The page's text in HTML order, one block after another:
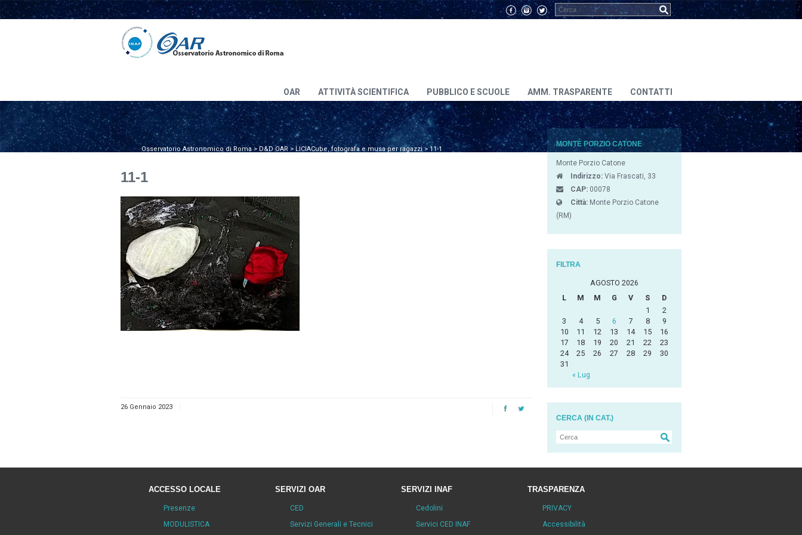
OAR ATTIVITÀ SCIENTIFICA PUBBLICO E SCUOLE AMM. TRASPARENTE CONTATTI
Osservatorio Astronomico di Roma> D&D OAR>LICIACube, fotografa e musa per ragazzi>11-1
11-1
26 Gennaio 2023
MONTE PORZIO CATONE
Monte Porzio Catone
Indirizzo: Via Frascati, 33
CAP: 00078
Città: Monte Porzio Catone
(RM)
FILTRA
AGOSTO 2026
L
M M G V S D
« Lug
1
2
3
4 5 6 7 8
9
10
11 12 13 14 15
16
17
18 19 20 21 22
23
24
25 26 27 28 29
30
31
CERCA (IN CAT.)
ACCESSO LOCALE
Presenze
MODULISTICA
SERVIZI OAR
CED
Servizi Generali e Tecnici
SERVIZI INAF
Cedolini
Servici CED INAF
TRASPARENZA
PRIVACY
Accessibilità